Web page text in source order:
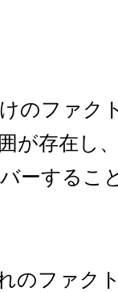
のファク
が存在し
ーするこ
のファク